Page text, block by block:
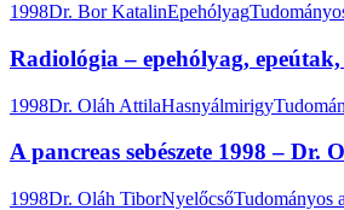
1998Dr. Bor KatalinEpehólyag
Radiológia – epehólyag,
1998Dr. Oláh AttilaHasnyálmirigy
A pancreas sebészete 1998 – Dr.
1998Dr. Oláh TiborNyelőcsőTudományos